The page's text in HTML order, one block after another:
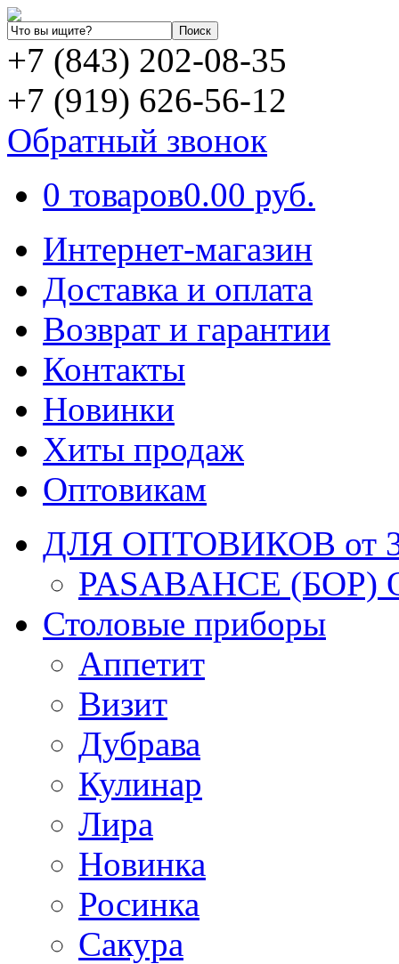
+7 (843) 202-08-35
+7 (919) 626-56-12
Обратный звонок
0 товаров0.00 руб.
Интернет-магазин
Доставка и оплата
Возврат и гарантии
Контакты
Новинки
Хиты продаж
Оптовикам
ДЛЯ ОПТОВИКОВ от
PASABAHCE (БОР)
Столовые приборы
Аппетит
Визит
Дубрава
Кулинар
Лира
Новинка
Росинка
Сакура